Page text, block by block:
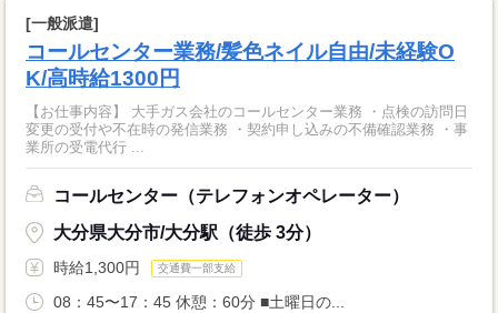
[一般派遣]
コールセンター業務/髪色ネイル自由/未経験O
K/高時給1300円
【お仕事内容】 大手ガス会社のコールセンター業務 ・点検の訪問日
変更の受付や不在時の発信業務 ・契約申し込みの不備確認業務 ・事
業所の受電代行 ...
コールセンター（テレフォンオペレーター）
大分県大分市/大分駅（徒歩 3分）
時給1,300円 交通費一部支給
08：45〜17：45 休憩：60分 ■土曜日の...